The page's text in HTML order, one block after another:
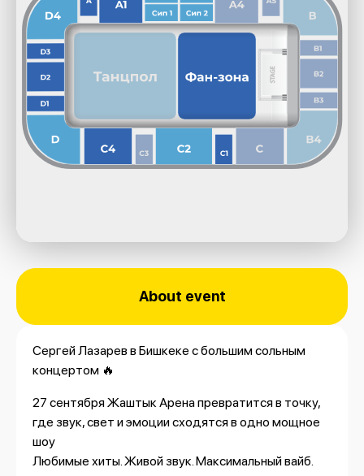
About event
Сергей Лазарев в Бишкеке с большим сольным
концертом 🔥
27 сентября Жаштык Арена превратится в точку,
где звук, свет и эмоции сходятся в одно мощное
шоу
Любимые хиты. Живой звук. Максимальный вайб.